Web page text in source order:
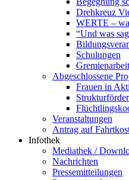
Drehkreuz
WERTE –
“Und was
Schulungen
Gremienarbeit
Abgeschlossene
Frauen in
Veranstaltungen
Antrag auf
Infothek
Mediathek /
Nachrichten
Pressemitteilungen